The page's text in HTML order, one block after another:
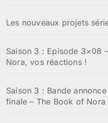
Les nouveaux projets
Saison 3 : Episode 3×08
Nora, vos réactions !
Saison 3 : Bande
finale – The Book of Nora